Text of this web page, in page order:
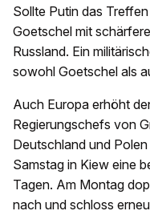
Sollte Putin das
Goetschel mit
Russland. Ein
sowohl Goetschel als
Auch Europa erhöht
Regierungschefs von
Deutschland und
Samstag in Kiew eine
Tagen. Am Montag
nach und schloss